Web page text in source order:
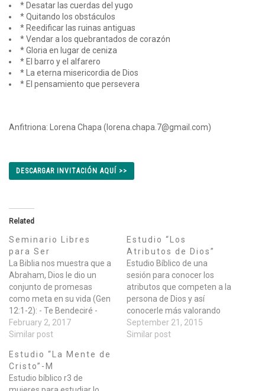
* Desatar las cuerdas del yugo
* Quitando los obstáculos
* Reedificar las ruinas antiguas
* Vendar a los quebrantados de corazón
* Gloria en lugar de ceniza
* El barro y el alfarero
* L​a​ eterna misericordia de Dios
* El ​p​ensamiento que persevera
Anfitriona: Lorena Chapa (lorena.chapa.7@gmail.com)
DESCARGAR INVITACIÓN AQUÍ >>
Related
Seminario Libres
para Ser
La Biblia nos muestra que a
Abraham, Dios le dio un
conjunto de promesas
como meta en su vida (Gen
12:1-2): - Te Bendeciré -
Engrandeceré tu Nombre -
Serás de Bendición En
que esta triple promesa de
bendición que era la meta
de…
February 2, 2017
Similar post
Estudio “Los
Atributos de Dios”
Estudio Bíblico de una
sesión para conocer los
atributos que competen a la
persona de Dios y así
conocerle más valorando
las características que lo
hacen único. Informes con
September 21, 2015
Similar post
Estudio “La Mente de
Cristo”-M
Estudio bíblico r3 de